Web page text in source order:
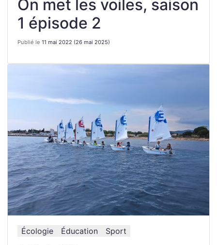
On met les voiles, saison
1 épisode 2
Publié le 11 mai 2022 (26 mai 2025)
Écologie Éducation
Sport